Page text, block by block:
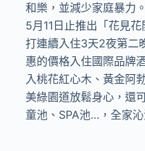
和樂，並減少家庭暴力
5月11日止推出「花見
打連續入住3天2夜第二
惠的價格入住國際品牌
入桃花紅心木、黃金阿
美綠園道放鬆身心，還
童池、SPA池…，全